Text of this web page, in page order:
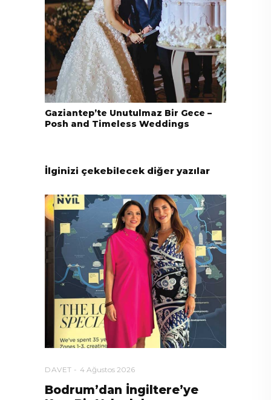
Gaziantep’te Unutulmaz Bir Gece –
Posh and Timeless Weddings
İlginizi çekebilecek diğer yazılar
DAVET 4 Ağustos 2026
Bodrum’dan İngiltere’ye